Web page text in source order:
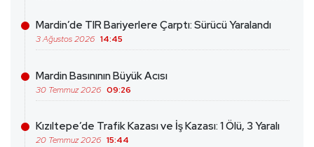
Mardin’de TIR Bariyerlere Çarptı: Sürücü Yaralandı
3 Ağustos 2026 14:45
Mardin Basınının Büyük Acısı
30 Temmuz 2026 09:26
Kızıltepe’de Trafik Kazası ve İş Kazası: 1 Ölü, 3 Yaralı
20 Temmuz 2026 15:44